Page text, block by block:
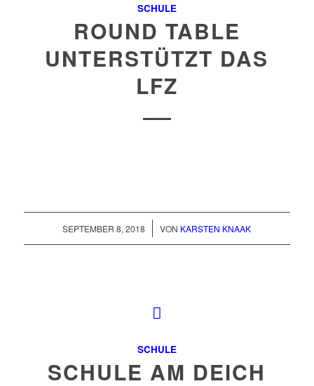
SCHULE
ROUND TABLE
UNTERSTÜTZT DAS
LFZ
SEPTEMBER 8, 2018
/ VON KARSTEN KNAAK
SCHULE
SCHULE AM DEICH